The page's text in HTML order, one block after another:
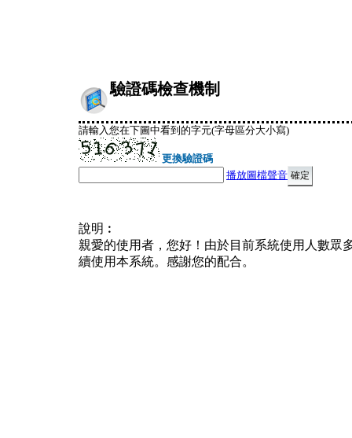
驗證碼檢查機制
請輸入您在下圖中看到的字元(字母區分大小寫)
更換驗證碼
播放圖檔聲音
說明︰
親愛的使用者，您好！由於目前系統使用人數眾
續使用本系統。感謝您的配合。